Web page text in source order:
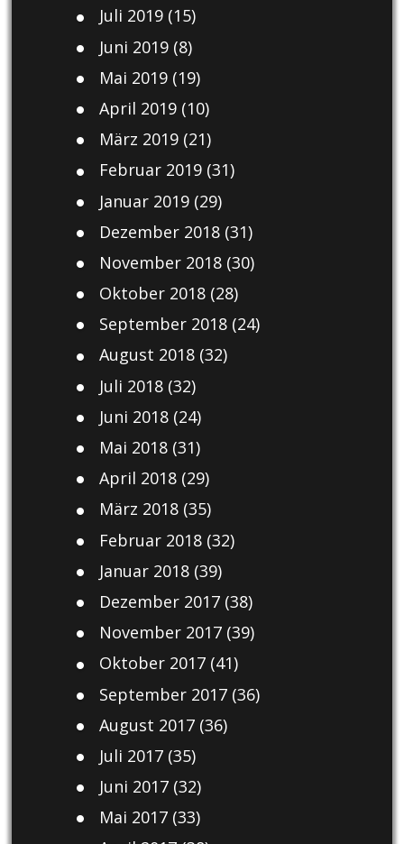
Juli 2019(15)
Juni 2019(8)
Mai 2019(19)
April 2019(10)
März 2019(21)
Februar 2019(31)
Januar 2019(29)
Dezember 2018(31)
November 2018(30)
Oktober 2018(28)
September 2018(24)
August 2018(32)
Juli 2018(32)
Juni 2018(24)
Mai 2018(31)
April 2018(29)
März 2018(35)
Februar 2018(32)
Januar 2018(39)
Dezember 2017(38)
November 2017(39)
Oktober 2017(41)
September 2017(36)
August 2017(36)
Juli 2017(35)
Juni 2017(32)
Mai 2017(33)